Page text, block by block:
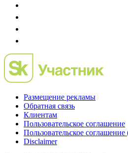
Размещение рекламы
Обратная связь
Клиентам
Пользовательское соглашение
Пользовательское соглашение
Disclaimer